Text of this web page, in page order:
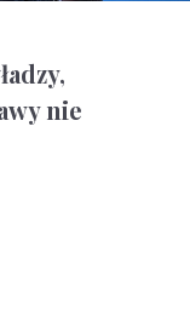
nie